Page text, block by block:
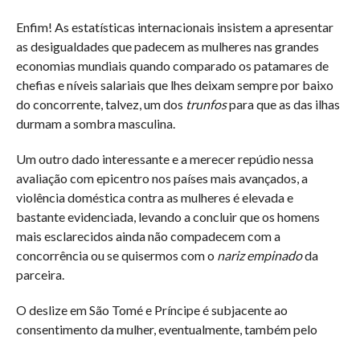
Enfim! As estatísticas internacionais insistem a apresentar
as desigualdades que padecem as mulheres nas grandes
economias mundiais quando comparado os patamares de
chefias e níveis salariais que lhes deixam sempre por baixo
do concorrente, talvez, um dos trunfospara que as das ilhas
durmam a sombra masculina.
Um outro dado interessante e a merecer repúdio nessa
avaliação com epicentro nos países mais avançados, a
violência doméstica contra as mulheres é elevada e
bastante evidenciada, levando a concluir que os homens
mais esclarecidos ainda não compadecem com a
concorrência ou se quisermos com o nariz empinadoda
parceira.
O deslize em São Tomé e Príncipe é subjacente ao
consentimento da mulher, eventualmente, também pelo